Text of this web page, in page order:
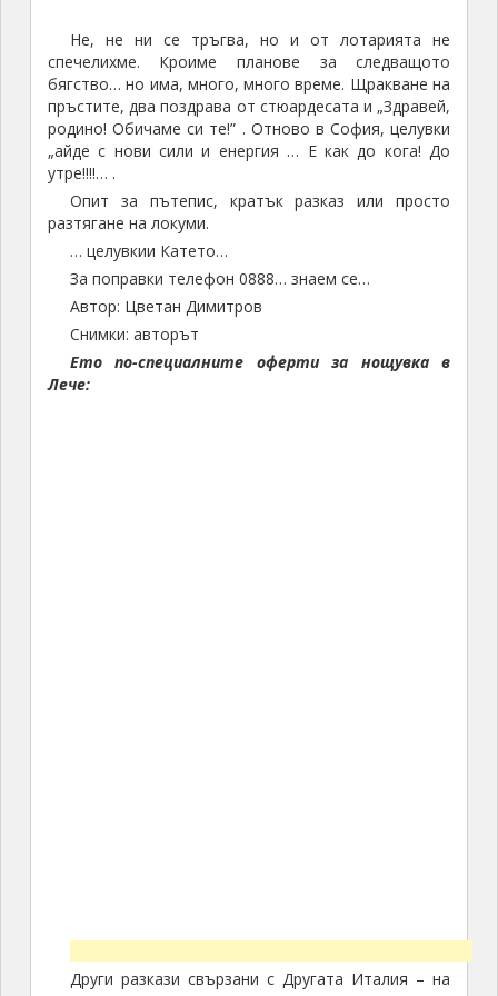
Не, не ни се тръгва, но и от лотарията не
спечелихме. Кроиме планове за следващото
бягство… но има, много, много време. Щракване на
пръстите, два поздрава от стюардесата и „Здравей,
родино! Обичаме си те!” . Отново в София, целувки
„айде с нови сили и енергия … Е как до кога! До
утре!!!!… .
Опит за пътепис, кратък разказ или просто
разтягане на локуми.
… целувкии Катето…
За поправки телефон 0888… знаем се…
Автор: Цветан Димитров
Снимки: авторът
Ето по-специалните оферти за нощувка в
Лече:
Други разкази свързани с Другата Италия – на